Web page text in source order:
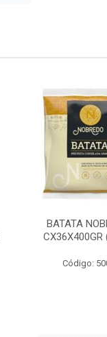
BATATA
CX36X400GR
Código: